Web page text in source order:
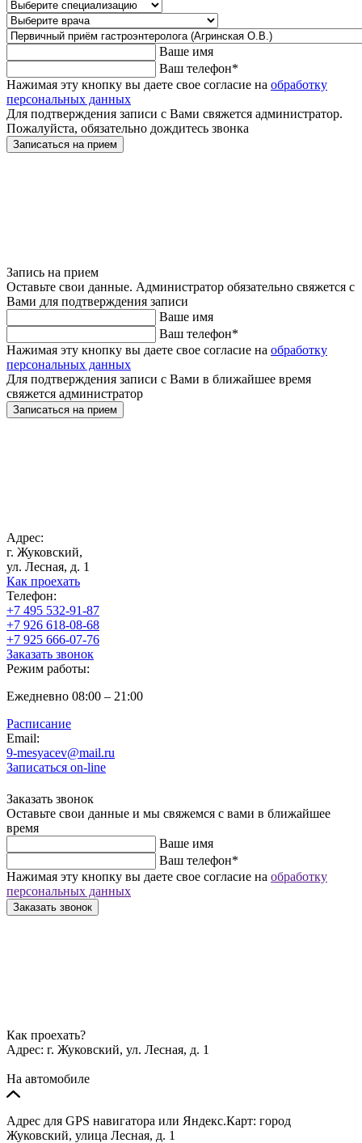
Ваше имя
Ваш телефон*
Нажимая эту кнопку вы даете свое согласие на обработку
персональных данных
Для подтверждения записи с Вами свяжется администратор.
Пожалуйста, обязательно дождитесь звонка
Записаться на прием
Запись на прием
Оставьте свои данные. Администратор обязательно свяжется с
Вами для подтверждения записи
Ваше имя
Ваш телефон*
Нажимая эту кнопку вы даете свое согласие на обработку
персональных данных
Для подтверждения записи с Вами в ближайшее время
свяжется администратор
Записаться на прием
Адрес:
г. Жуковский,
ул. Лесная, д. 1
Как проехать
Телефон:
+7 495 532-91-87
+7 926 618-08-68
+7 925 666-07-76
Заказать звонок
Режим работы:
Ежедневно 08:00 – 21:00
Расписание
Email:
9-mesyacev@mail.ru
Записаться on-line
Заказать звонок
Оставьте свои данные и мы свяжемся с вами в ближайшее
время
Ваше имя
Ваш телефон*
Нажимая эту кнопку вы даете свое согласие на обработку
персональных данных
Заказать звонок
Как проехать?
Адрес: г. Жуковский, ул. Лесная, д. 1
На автомобиле
Адрес для GPS навигатора или Яндекс.Карт: город
Жуковский, улица Лесная, д. 1